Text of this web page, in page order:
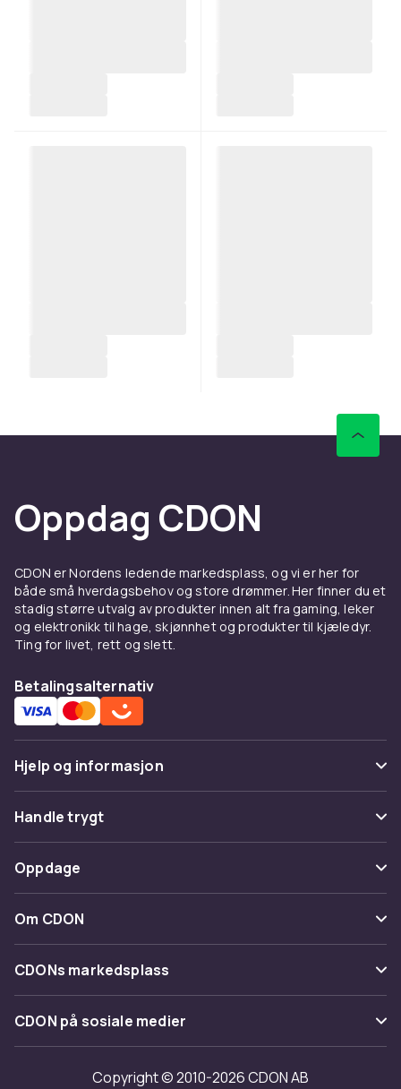
Oppdag CDON
CDON er Nordens ledende markedsplass, og vi er her for
både små hverdagsbehov og store drømmer. Her finner du et
stadig større utvalg av produkter innen alt fra gaming, leker
og elektronikk til hage, skjønnhet og produkter til kjæledyr.
Ting for livet, rett og slett.
Betalingsalternativ
Hjelp og informasjon
Vanlige spørsmål
Spor pakke
Angre & returner her
Kontakt oss
Handle trygt
Betaling
Levering
Tilbakekallinger
Oppdage
Kategorier
Varemerker
Om CDON
Om oss
Kundeanmeldelser
Jobbe på CDON
Investor relations
CDONs markedsplass
Merchant Help Center
CDON på sosiale medier
Copyright © 2010-2026 CDON AB